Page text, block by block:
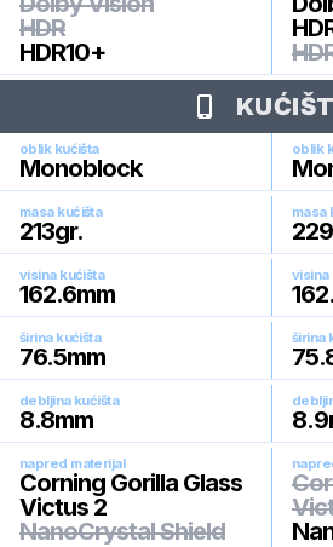
HDR
HDR10+
oblik kućišta
Monoblock
oblik
masa kućišta
213gr.
masa
229
visina kućišta
162.6mm
visina
širina kućišta
76.5mm
širina
debljina kućišta
8.8mm 8.9
napred materijal
Corning Gorilla Glass
Victus 2
NanoCrystal Shield